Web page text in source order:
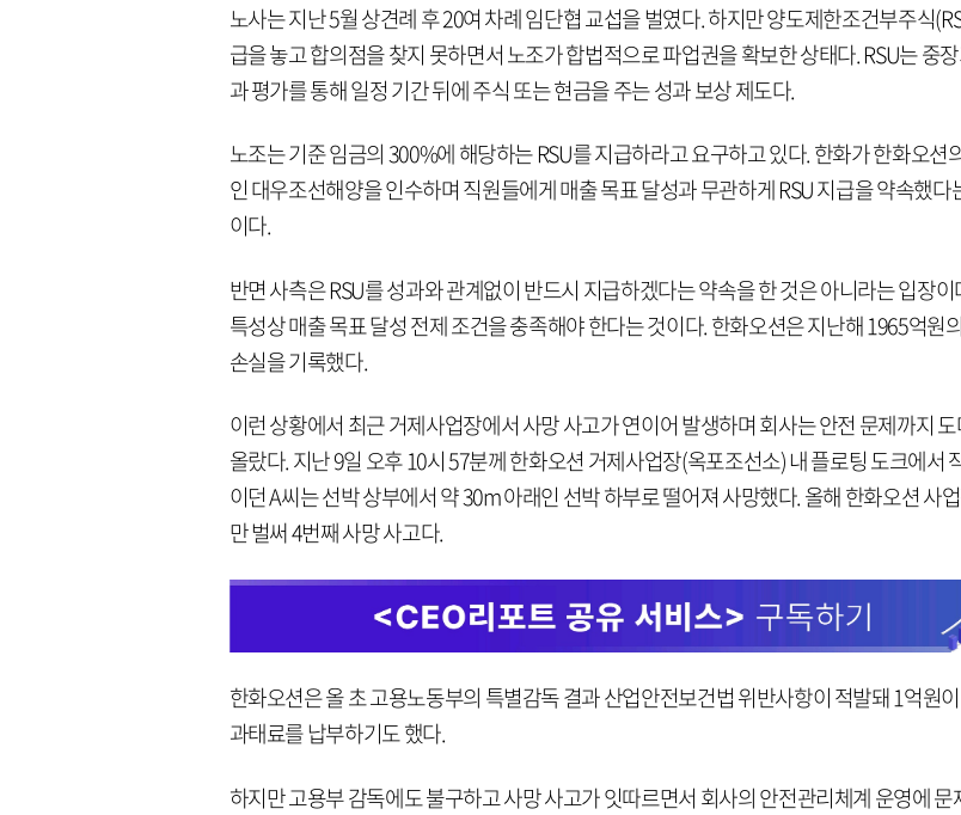
노사는 지난 5월 상견례 후 20여 차례 임단협 교섭을 벌였다. 하지만 양도제한조건부주식
급을 놓고 합의점을 찾지 못하면서 노조가 합법적으로 파업권을 확보한 상태다. RSU는 중
과 평가를 통해 일정 기간 뒤에 주식 또는 현금을 주는 성과 보상 제도다.
노조는 기준 임금의 300%에 해당하는 RSU를 지급하라고 요구하고 있다. 한화가 한화오션
인 대우조선해양을 인수하며 직원들에게 매출 목표 달성과 무관하게 RSU 지급을 약속했다
이다.
반면 사측은 RSU를 성과와 관계없이 반드시 지급하겠다는 약속을 한 것은 아니라는 입장이
특성상 매출 목표 달성 전제 조건을 충족해야 한다는 것이다. 한화오션은 지난해 1965억원
손실을 기록했다.
이런 상황에서 최근 거제사업장에서 사망 사고가 연이어 발생하며 회사는 안전 문제까지
올랐다. 지난 9일 오후 10시 57분께 한화오션 거제사업장(옥포조선소) 내 플로팅 도크에서
이던 A씨는 선박 상부에서 약 30m 아래인 선박 하부로 떨어져 사망했다. 올해 한화오션 사
만 벌써 4번째 사망 사고다.
한화오션은 올 초 고용노동부의 특별감독 결과 산업안전보건법 위반사항이 적발돼 1억원
과태료를 납부하기도 했다.
하지만 고용부 감독에도 불구하고 사망 사고가 잇따르면서 회사의 안전관리체계 운영에 문